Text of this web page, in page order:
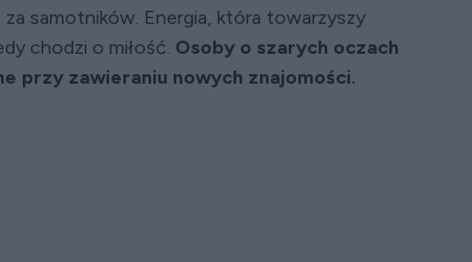
samotników. Energia, która towarzyszy
chodzi o miłość. Osoby o szarych oczach
przy zawieraniu nowych znajomości.